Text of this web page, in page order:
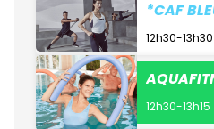
*CAF
12h30-13h30
12h30-13h15